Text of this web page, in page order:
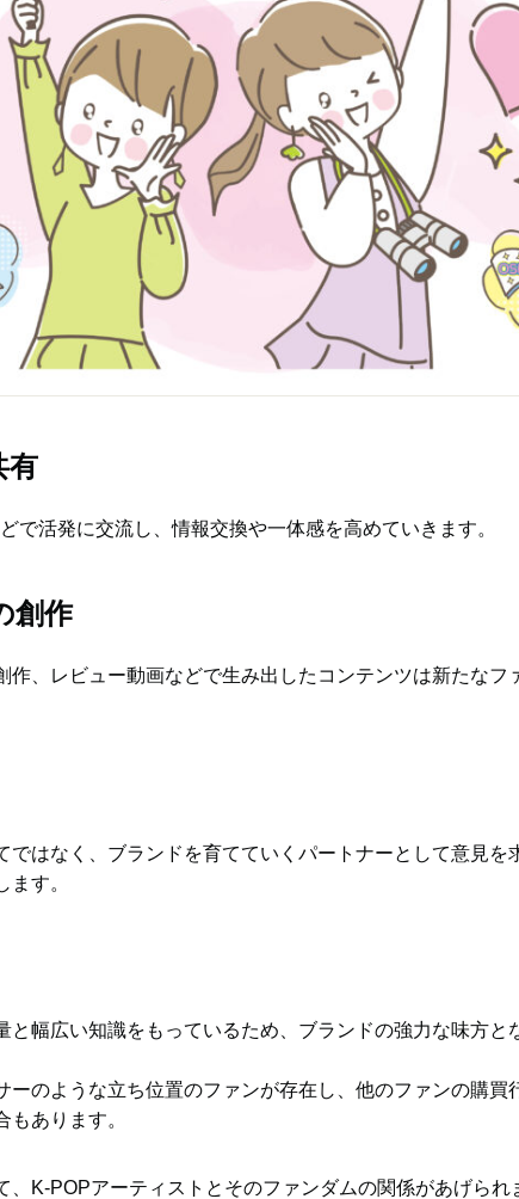
有
で活発に交流し、情報交換や一体感を高めていきます。
創作
作、レビュー動画などで生み出したコンテンツは新たなフ
ではなく、ブランドを育てていくパートナーとして意見を
す。
と幅広い知識をもっているため、ブランドの強力な味方と
ーのような立ち位置のファンが存在し、他のファンの購買
もあります。
、K-POPアーティストとそのファンダムの関係があげられ